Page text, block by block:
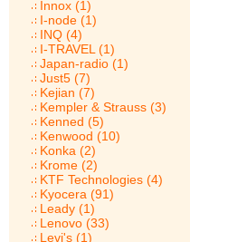
Innox (1)
I-node (1)
INQ (4)
I-TRAVEL (1)
Japan-radio (1)
Just5 (7)
Kejian (7)
Kempler & Strauss (3)
Kenned (5)
Kenwood (10)
Konka (2)
Krome (2)
KTF Technologies (4)
Kyocera (91)
Leady (1)
Lenovo (33)
Levi's (1)